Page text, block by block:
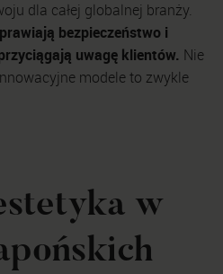
dla całej globalnej branży.
bezpieczeństwo i
uwagę klientów. Nie
modele to zwykle
w